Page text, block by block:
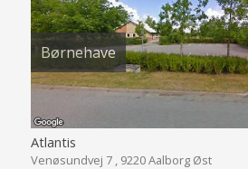
Børnehave
Atlantis
Venøsundvej 7 , 9220 Aalborg Øst